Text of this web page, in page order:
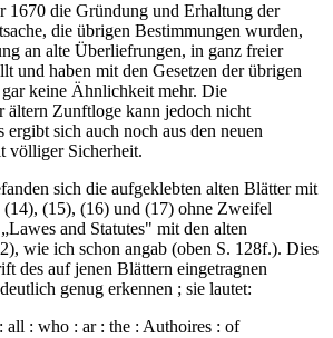
1670 die Gründung und Erhaltung der
die übrigen Bestimmungen wurden,
an alte Überliefrungen, in ganz freier
und haben mit den Gesetzen der übrigen
keine Ähnlichkeit mehr. Die
ältern Zunftloge kann jedoch nicht
sich auch noch aus den neuen
völliger Sicherheit.
sich die aufgeklebten alten Blätter mit
(14), (15), (16) und (17) ohne Zweifel
and Statutes" mit den alten
wie ich schon angab (oben S. 128f.). Dies
des auf jenen Blättern eingetragnen
genug erkennen ; sie lautet:
all : who : ar : the : Authoires : of